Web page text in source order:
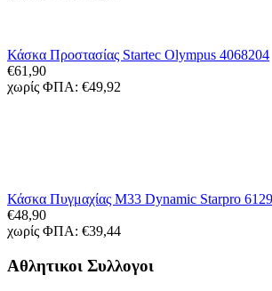
Κάσκα Προστασίας Startec Olympus 4068204
€61,90
χωρίς ΦΠΑ: €49,92
Κάσκα Πυγμαχίας M33 Dynamic Starpro
€48,90
χωρίς ΦΠΑ: €39,44
Αθλητικοι Συλλογοι